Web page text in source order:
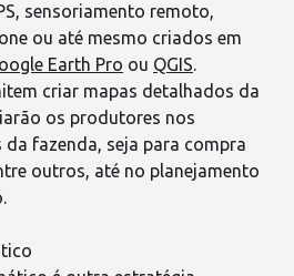
sensoriamento remoto,
ou até mesmo criados em
Earth Pro ou QGIS.
criar mapas detalhados da
os produtores nos
fazenda, seja para compra
outros, até no planejamento